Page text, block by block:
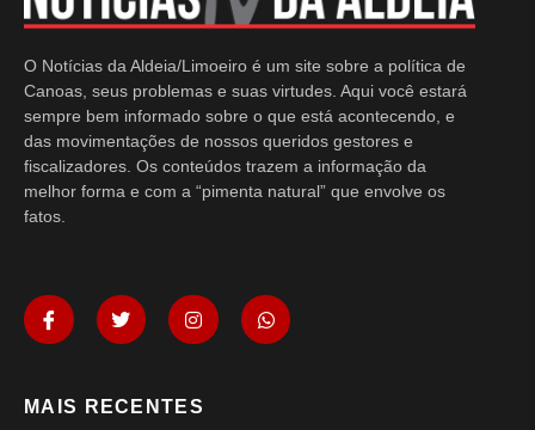
O Notícias da Aldeia/Limoeiro é um site sobre a política de
Canoas, seus problemas e suas virtudes. Aqui você estará
sempre bem informado sobre o que está acontecendo, e
das movimentações de nossos queridos gestores e
fiscalizadores. Os conteúdos trazem a informação da
melhor forma e com a “pimenta natural” que envolve os
fatos.
MAIS RECENTES